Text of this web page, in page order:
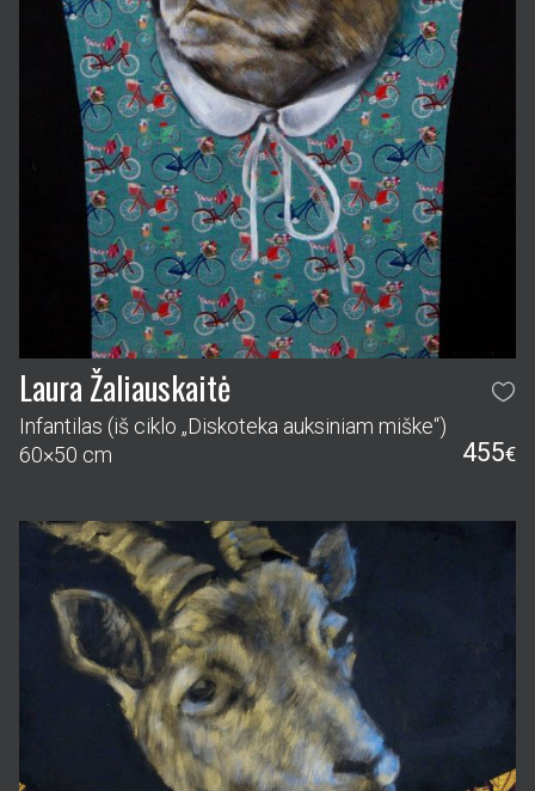
Laura Žaliauskaitė
Infantilas (iš ciklo „Diskoteka auksiniam miške“)
60×50 cm
455€